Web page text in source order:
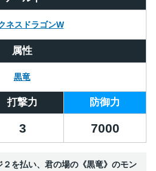
ネスドラゴンW
属性
黒竜
打撃力 防御力
3 7000
を払い、君の場の《黒竜》のモン